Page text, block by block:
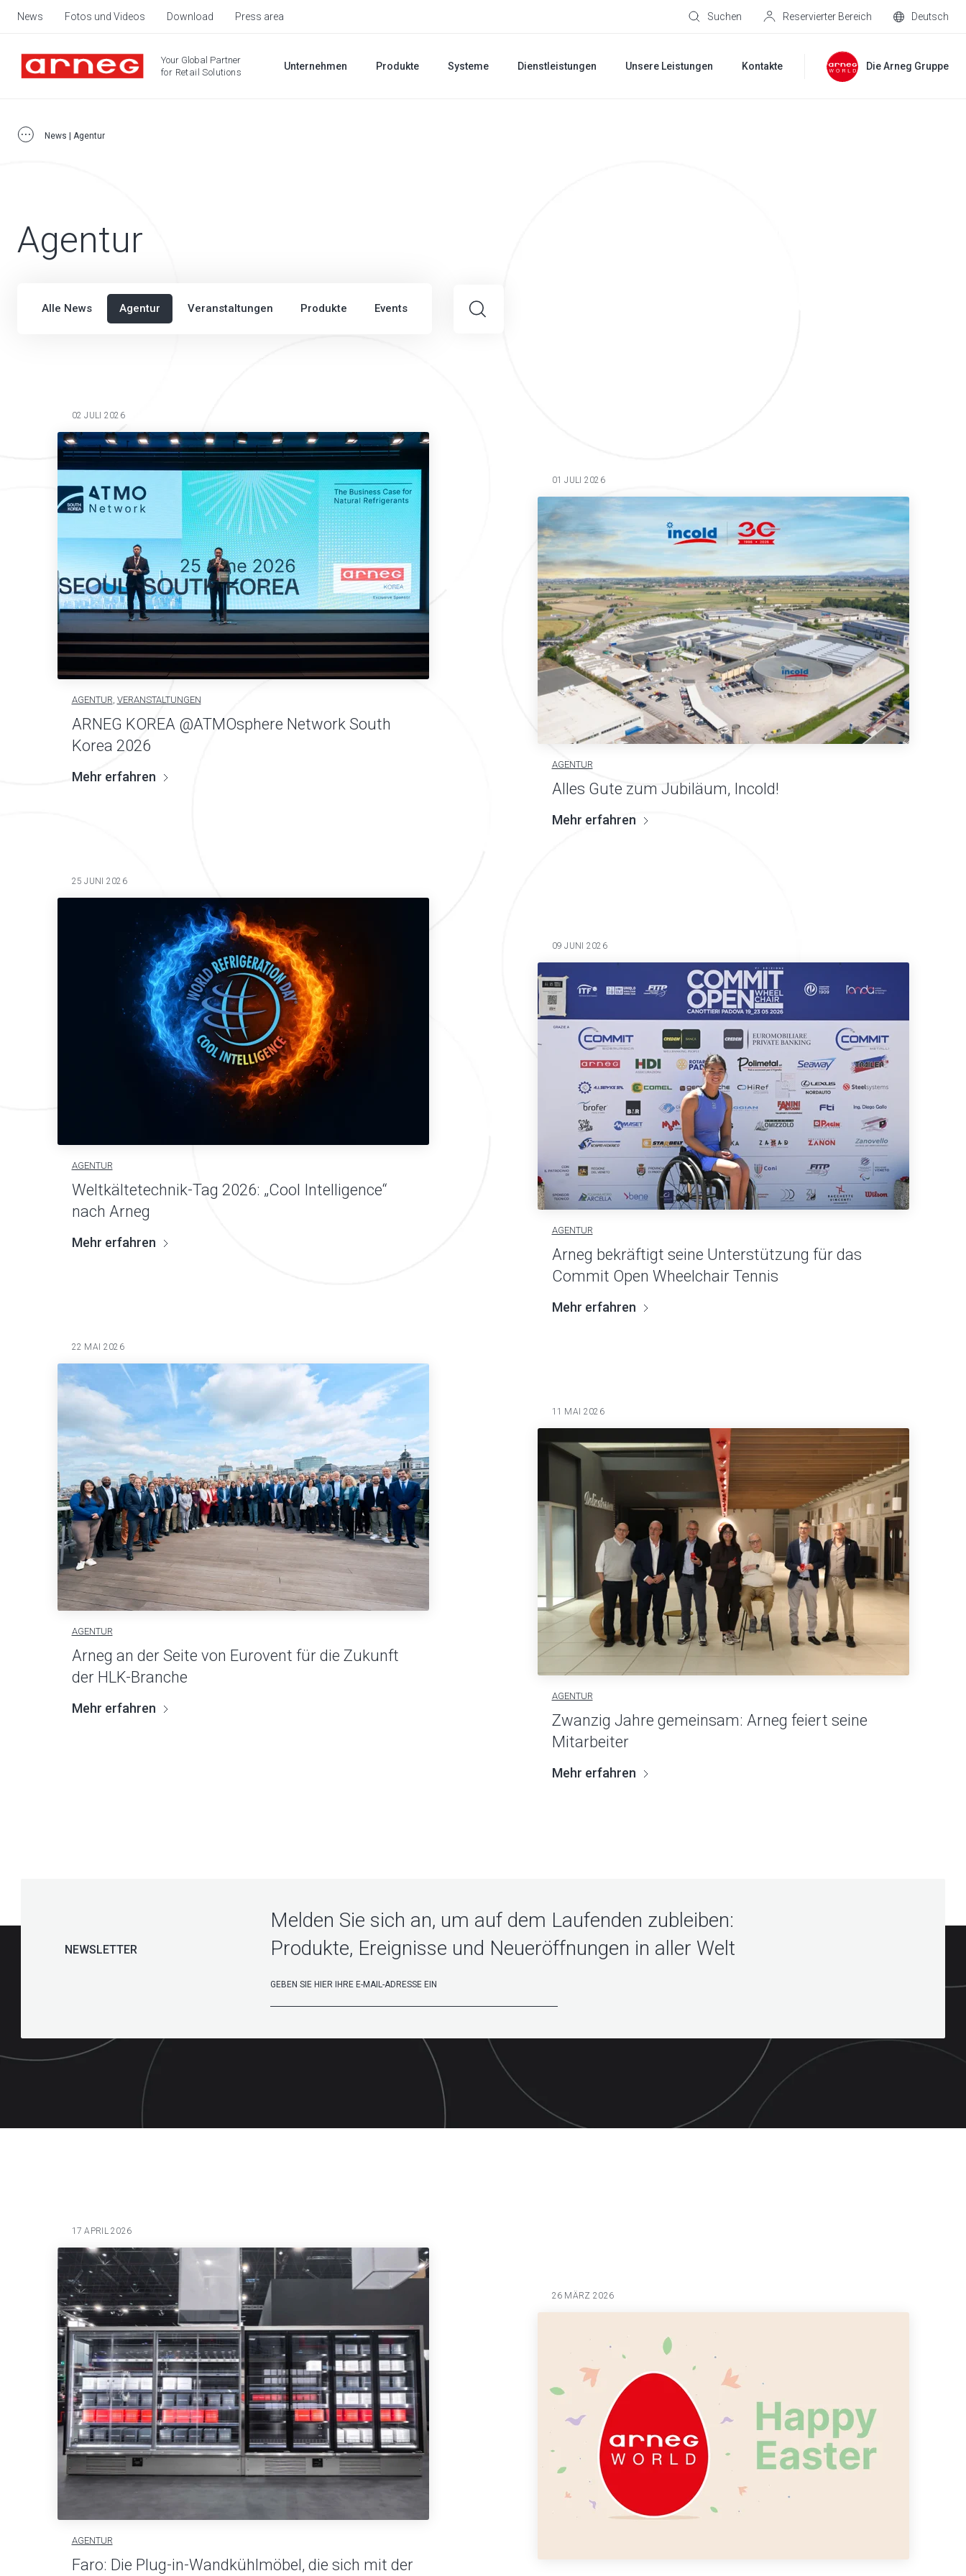
News Fotos und Videos Download Press area Suchen Reservierter Bereich Deutsch
Your Global Partner
for Retail Solutions
Unternehmen Produkte Systeme Dienstleistungen Unsere Leistungen Kontakte Die Arneg Gruppe
News | Agentur
Agentur
Alle News Agentur Veranstaltungen Produkte Events
02 JULI 2026
AGENTUR, VERANSTALTUNGEN
ARNEG KOREA @ATMOsphere Network South
Korea 2026
Mehr erfahren
01 JULI 2026
AGENTUR
Alles Gute zum Jubiläum, Incold!
Mehr erfahren
25 JUNI 2026
AGENTUR
Weltkältetechnik-Tag 2026: „Cool Intelligence“
nach Arneg
Mehr erfahren
09 JUNI 2026
AGENTUR
Arneg bekräftigt seine Unterstützung für das
Commit Open Wheelchair Tennis
Mehr erfahren
22 MAI 2026
AGENTUR
Arneg an der Seite von Eurovent für die Zukunft
der HLK-Branche
Mehr erfahren
11 MAI 2026
AGENTUR
Zwanzig Jahre gemeinsam: Arneg feiert seine
Mitarbeiter
Mehr erfahren
NEWSLETTER
Melden Sie sich an, um auf dem Laufenden zubleiben:
Produkte, Ereignisse und Neueröffnungen in aller Welt
17 APRIL 2026
AGENTUR
Faro: Die Plug-in-Wandkühlmöbel, die sich mit der
26 MÄRZ 2026